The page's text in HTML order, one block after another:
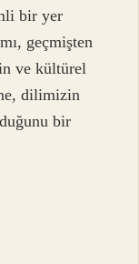
bir yer
geçmişten
ve kültürel
dilimizin
bir